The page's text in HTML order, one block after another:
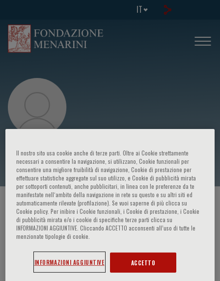
IT
Paolo Rossi
HOME PAGE / CORSI ED EVENTI / RELATORE
Paolo Rossi
Il nostro sito usa cookie anche di terze parti. Oltre ai Cookie strettamente
necessari a consentire la navigazione, si utilizzano, Cookie funzionali per
consentire una migliore fruibilità di navigazione, Cookie di prestazione per
effettuare statistiche aggregate sul suo utilizzo, e Cookie di pubblicità mirata
per sottoporti contenuti, anche pubblicitari, in linea con le preferenze da te
manifestate nell‘ambito della navigazione in rete su questo e su altri siti ed
automaticamente rilevate (profilazione). Se vuoi saperne di più clicca su
Cookie policy. Per inibire i Cookie funzionali, i Cookie di prestazione, i Cookie
di pubblicità mirata e/o i cookie di specifiche terze parti clicca su
INFORMAZIONI AGGIUNTIVE. Cliccando ACCETTO acconsenti all’uso di tutte le
menzionate tipologie di cookie.
INFORMAZIONI AGGIUNTIVE ACCETTO